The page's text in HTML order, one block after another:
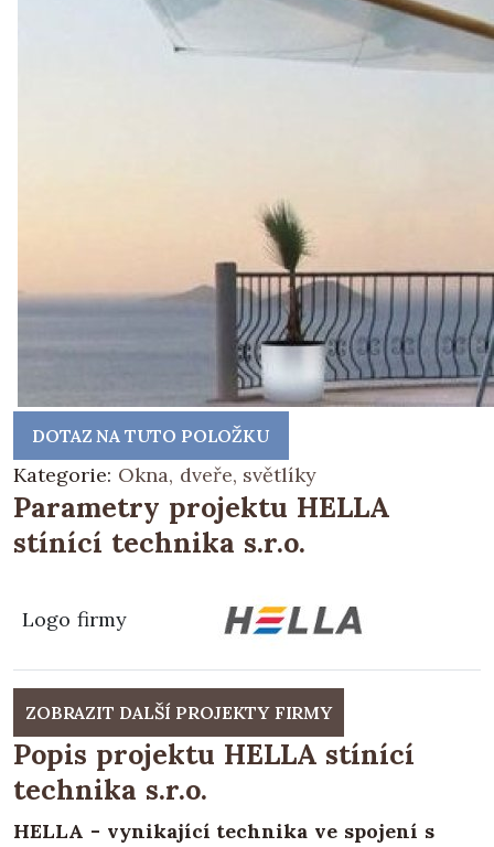
DOTAZ NA TUTO POLOŽKU
Kategorie: Okna, dveře, světlíky
Parametry projektu HELLA
stínící technika s.r.o.
Logo firmy
ZOBRAZIT DALŠÍ PROJEKTY FIRMY
Popis projektu HELLA stínící
technika s.r.o.
HELLA - vynikající technika ve spojení s